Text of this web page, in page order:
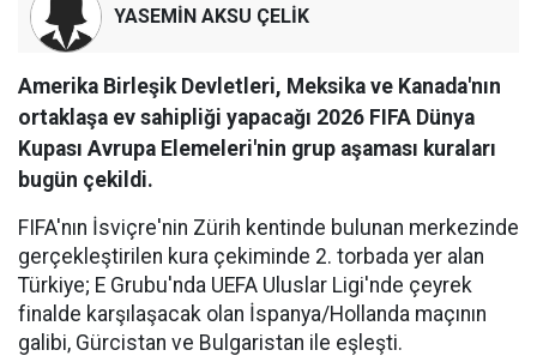
YASEMİN AKSU ÇELİK
Amerika Birleşik Devletleri, Meksika ve Kanada'nın
ortaklaşa ev sahipliği yapacağı 2026 FIFA Dünya
Kupası Avrupa Elemeleri'nin grup aşaması kuraları
bugün çekildi.
FIFA'nın İsviçre'nin Zürih kentinde bulunan merkezinde
gerçekleştirilen kura çekiminde 2. torbada yer alan
Türkiye; E Grubu'nda UEFA Uluslar Ligi'nde çeyrek
finalde karşılaşacak olan İspanya/Hollanda maçının
galibi, Gürcistan ve Bulgaristan ile eşleşti.